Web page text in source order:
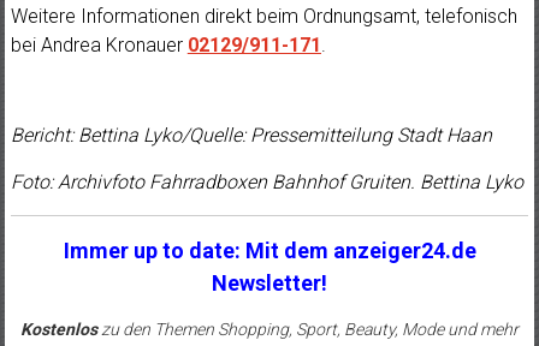
Weitere Informationen direkt beim Ordnungsamt, telefonisch
bei Andrea Kronauer 02129/911-171
Bericht: Bettina Lyko/Quelle: Pressemitteilung Stadt Haan
Foto: Archivfoto Fahrradboxen Bahnhof Gruiten. Bettina Lyko
Immer up to date: Mit dem anzeiger24.de
Newsletter!
Kostenloszu den Themen Shopping, Sport, Beauty, Mode und mehr